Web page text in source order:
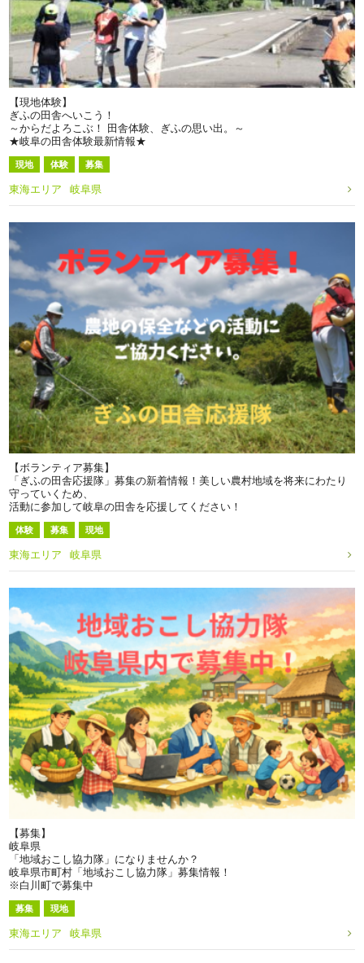
【現地体験】
ぎふの田舎へいこう！
～からだよろこぶ！ 田舎体験、ぎふの思い出。～
★岐阜の田舎体験最新情報★
現地 体験 募集
東海エリア 岐阜県
【ボランティア募集】
「ぎふの田舎応援隊」募集の新着情報！美しい農村地域を将来にわたり
守っていくため、
活動に参加して岐阜の田舎を応援してください！
体験 募集 現地
東海エリア 岐阜県
【募集】
岐阜県
「地域おこし協力隊」になりませんか？
岐阜県市町村「地域おこし協力隊」募集情報！
※白川町で募集中
募集 現地
東海エリア 岐阜県